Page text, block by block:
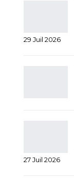
29 Juil 2026
27 Juil 2026